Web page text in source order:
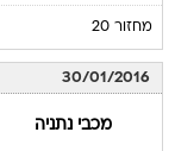
מחזור 20
30/01/2016
מכבי נתניה